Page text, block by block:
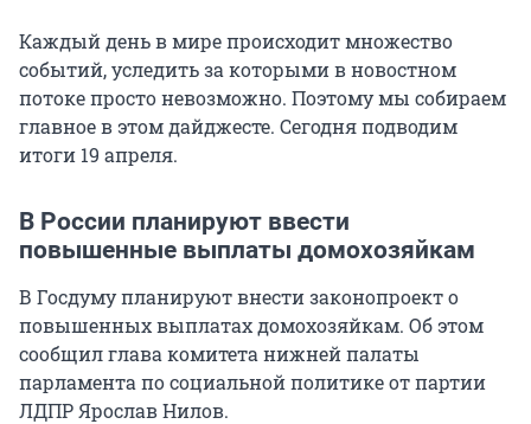
Каждый день в мире происходит множество
событий, уследить за которыми в новостном
потоке просто невозможно. Поэтому мы собираем
главное в этом дайджесте. Сегодня подводим
итоги 19 апреля.
В России планируют ввести
повышенные выплаты домохозяйкам
В Госдуму планируют внести законопроект о
повышенных выплатах домохозяйкам. Об этом
сообщил глава комитета нижней палаты
парламента по социальной политике от партии
ЛДПР Ярослав Нилов.